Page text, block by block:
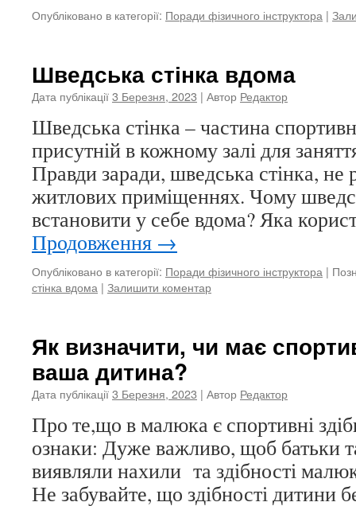
Опубліковано в категорії: Поради фізичного інструктора |
Шведська стінка вдома
Дата публікації3 Березня, 2023 | Автор Редактор
Шведська стінка – частина
присутній в кожному залі для
Правди заради, шведська стінка, не
житлових приміщеннях. Чому
встановити у себе вдома? Яка
Продовження →
Опубліковано в категорії: Поради фізичного інструктора |
стінка вдома | Залишити коментар
Як визначити, чи має
ваша дитина?
Дата публікації3 Березня, 2023 | Автор Редактор
Про те,що в малюка є спортивні
ознаки: Дуже важливо, щоб батьки
виявляли нахили та здібності
Не забувайте, що здібності дитини